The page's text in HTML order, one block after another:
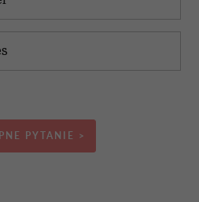
PYTANIE >